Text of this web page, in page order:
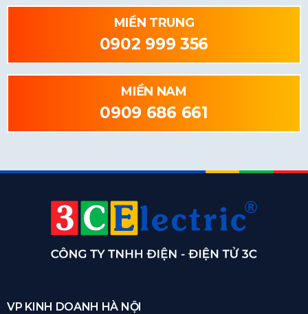
MIỀN TRUNG
0902 999 356
MIỀN NAM
0909 686 661
VP KINH DOANH HÀ NỘI